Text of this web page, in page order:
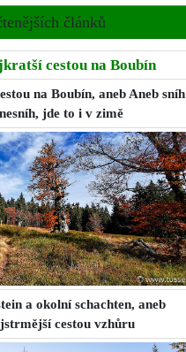
článků
na Boubín, aneb Aneb sníh
nesníh, jde to i v zimě
a okolní schachten, aneb
cestou vzhůru